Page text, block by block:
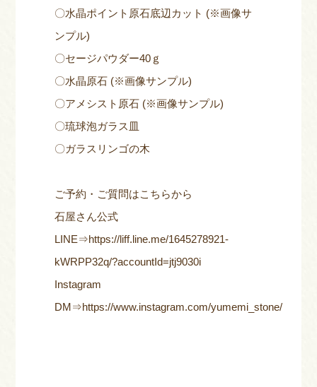
〇水晶ポイント原石底辺カット (※画像サ
ンプル)
〇セージパウダー40ｇ
〇水晶原石 (※画像サンプル)
〇アメシスト原石 (※画像サンプル)
〇琉球泡ガラス皿
〇ガラスリンゴの木
ご予約・ご質問はこちらから
石屋さん公式
LINE⇒https://liff.line.me/1645278921-
kWRPP32q/?accountId=jtj9030i
Instagram
DM⇒https://www.instagram.com/yumemi_stone/